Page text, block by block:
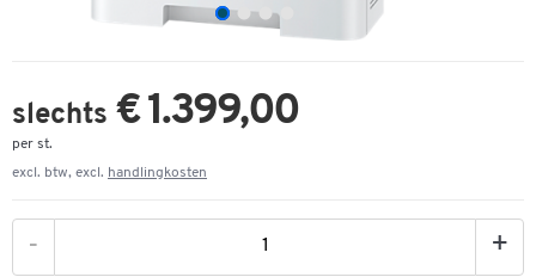
slechts € 1.399,00
per st.
excl. btw, excl. handlingkosten
- +